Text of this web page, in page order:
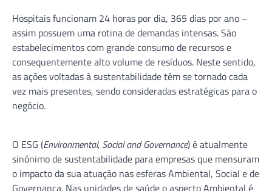
Hospitais funcionam 24 horas por dia, 365 dias por ano –
assim possuem uma rotina de demandas intensas. São
estabelecimentos com grande consumo de recursos e
consequentemente alto volume de resíduos. Neste sentido,
as ações voltadas à sustentabilidade têm se tornado cada
vez mais presentes, sendo consideradas estratégicas para o
negócio.
O ESG (Environmental, Social and Governance) é atualmente
sinônimo de sustentabilidade para empresas que mensuram
o impacto da sua atuação nas esferas Ambiental, Social e de
Governança. Nas unidades de saúde o aspecto Ambiental é